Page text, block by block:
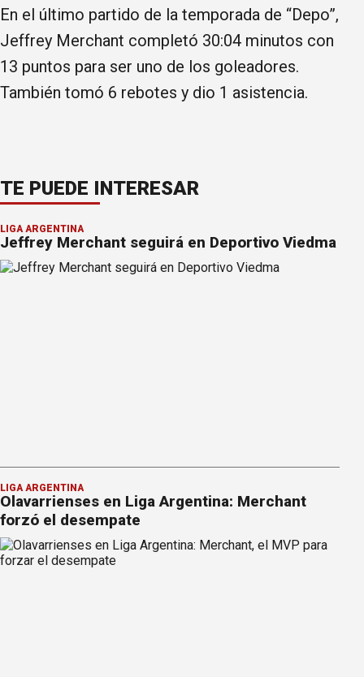
En el último partido de la temporada de “Depo”,
Jeffrey Merchant completó 30:04 minutos con
13 puntos para ser uno de los goleadores.
También tomó 6 rebotes y dio 1 asistencia.
TE PUEDE INTERESAR
LIGA ARGENTINA
Jeffrey Merchant seguirá en Deportivo Viedma
LIGA ARGENTINA
Olavarrienses en Liga Argentina: Merchant
forzó el desempate